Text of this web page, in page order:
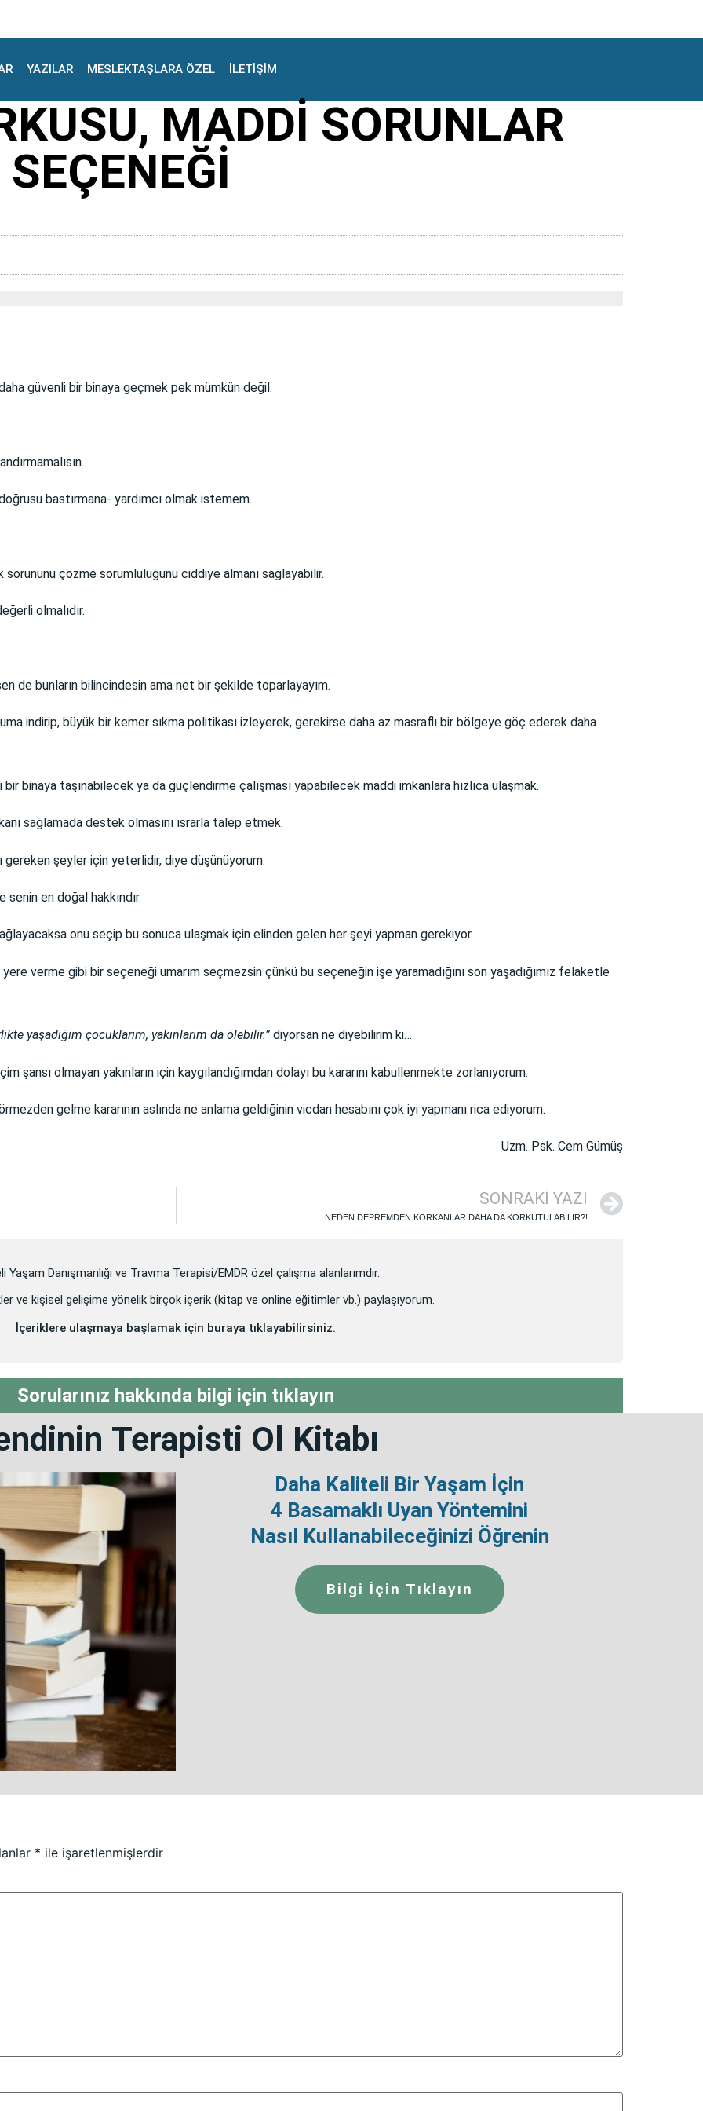
YAZILAR MESLEKTAŞLARA ÖZEL İLETİŞİM
MADDİ SORUNLAR
güvenli bir binaya geçmek pek mümkün değil.
bastırmana- yardımcı olmak istemem.
sorununu çözme sorumluluğunu ciddiye almanı sağlayabilir.
olmalıdır.
de bunların bilincindesin ama net bir şekilde toparlayayım.
indirip, büyük bir kemer sıkma politikası izleyerek, gerekirse daha az masraflı bir bölgeye göç ederek daha
binaya taşınabilecek ya da güçlendirme çalışması yapabilecek maddi imkanlara hızlıca ulaşmak.
sağlamada destek olmasını ısrarla talep etmek.
gereken şeyler için yeterlidir, diye düşünüyorum.
en doğal hakkındır.
onu seçip bu sonuca ulaşmak için elinden gelen her şeyi yapman gerekiyor.
verme gibi bir seçeneği umarım seçmezsin çünkü bu seçeneğin işe yaramadığını son yaşadığımız felaketle
yaşadığım çocuklarım, yakınlarım da ölebilir.” diyorsan ne diyebilirim ki…
olmayan yakınların için kaygılandığımdan dolayı bu kararını kabullenmekte zorlanıyorum.
gelme kararının aslında ne anlama geldiğinin vicdan hesabını çok iyi yapmanı rica ediyorum.
Uzm. Psk. Cem Gümüş
SONRAKI YAZI
NEDEN DEPREMDEN KORKANLAR DAHA DA KORKUTULABİLİR?!
Yaşam Danışmanlığı ve Travma Terapisi/EMDR özel çalışma alanlarımdır.
ve kişisel gelişime yönelik birçok içerik (kitap ve online eğitimler vb.) paylaşıyorum.
İçeriklere ulaşmaya başlamak için buraya tıklayabilirsiniz.
Sorularınız hakkında bilgi için tıklayın
Terapisti Ol Kitabı
Daha Kaliteli Bir Yaşam İçin
4 Basamaklı Uyan Yöntemini
Nasıl Kullanabileceğinizi Öğrenin
Bilgi İçin Tıklayın
* ile işaretlenmişlerdir